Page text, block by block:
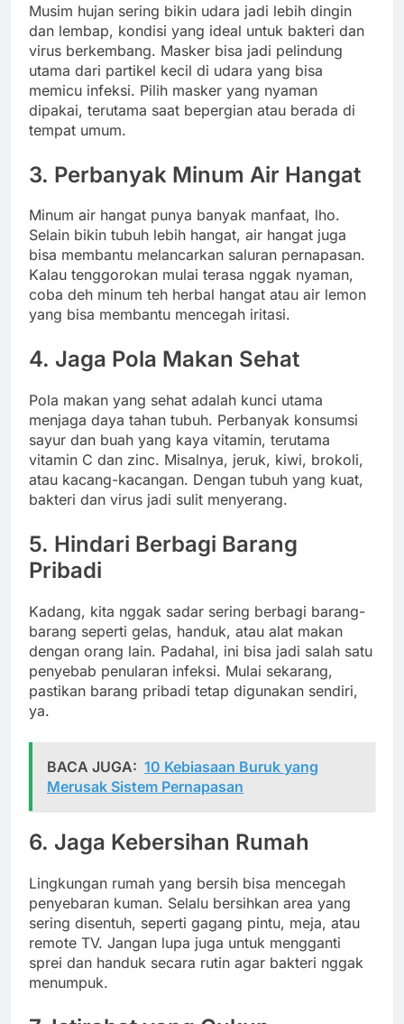
Musim hujan sering bikin udara jadi lebih dingin
dan lembap, kondisi yang ideal untuk bakteri dan
virus berkembang. Masker bisa jadi pelindung
utama dari partikel kecil di udara yang bisa
memicu infeksi. Pilih masker yang nyaman
dipakai, terutama saat bepergian atau berada di
tempat umum.
3. Perbanyak Minum Air Hangat
Minum air hangat punya banyak manfaat, lho.
Selain bikin tubuh lebih hangat, air hangat juga
bisa membantu melancarkan saluran pernapasan.
Kalau tenggorokan mulai terasa nggak nyaman,
coba deh minum teh herbal hangat atau air lemon
yang bisa membantu mencegah iritasi.
4. Jaga Pola Makan Sehat
Pola makan yang sehat adalah kunci utama
menjaga daya tahan tubuh. Perbanyak konsumsi
sayur dan buah yang kaya vitamin, terutama
vitamin C dan zinc. Misalnya, jeruk, kiwi, brokoli,
atau kacang-kacangan. Dengan tubuh yang kuat,
bakteri dan virus jadi sulit menyerang.
5. Hindari Berbagi Barang
Pribadi
Kadang, kita nggak sadar sering berbagi barang-
barang seperti gelas, handuk, atau alat makan
dengan orang lain. Padahal, ini bisa jadi salah satu
penyebab penularan infeksi. Mulai sekarang,
pastikan barang pribadi tetap digunakan sendiri,
ya.
BACA JUGA: 10 Kebiasaan Buruk yang
Merusak Sistem Pernapasan
6. Jaga Kebersihan Rumah
Lingkungan rumah yang bersih bisa mencegah
penyebaran kuman. Selalu bersihkan area yang
sering disentuh, seperti gagang pintu, meja, atau
remote TV. Jangan lupa juga untuk mengganti
sprei dan handuk secara rutin agar bakteri nggak
menumpuk.